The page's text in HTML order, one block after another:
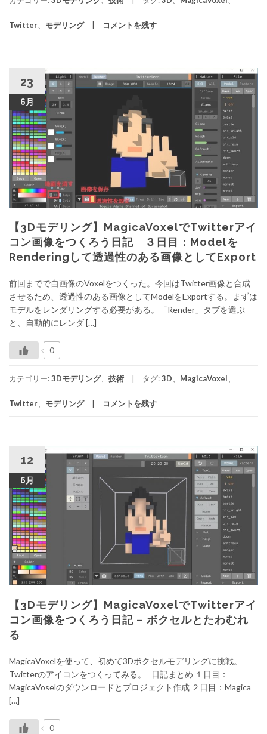
Twitter、 モデリング コメントを残す
23
6月
【3Dモデリング】MagicaVoxelでTwitterアイ
コン画像をつくろう日記 ３日目：Modelを
Renderingして透過性のある画像としてExport
前回までで自画像のVoxelをつくった。今回はTwitter画像と合成
させるため、透過性のある画像としてModelをExportする。まずは
モデルをレンダリングする必要がある。「Render」タブを選ぶ
と、自動的にレンダ […]
0
カテゴリー:3Dモデリング、 技術 タグ:3D MagicaVoxel
Twitter モデリング コメントを残す
12
6月
【3Dモデリング】MagicaVoxelでTwitterアイ
コン画像をつくろう日記 – ボクセルとたわむれ
る
MagicaVoxelを使って、初めて3Dボクセルモデリングに挑戦。
Twitterのアイコンをつくってみる。 日記まとめ １日目：
MagicaVoselのダウンロードとプロジェクト作成 ２日目：Magica
[…]
0